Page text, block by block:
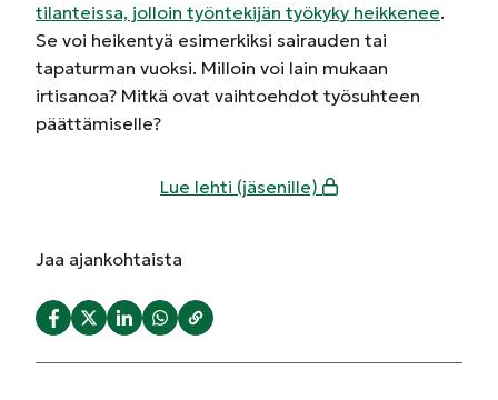
tilanteissa, jolloin työntekijän työkyky heikkenee.
Se voi heikentyä esimerkiksi sairauden tai
tapaturman vuoksi. Milloin voi lain mukaan
irtisanoa? Mitkä ovat vaihtoehdot työsuhteen
päättämiselle?
Lue lehti (jäsenille)
Jaa ajankohtaista